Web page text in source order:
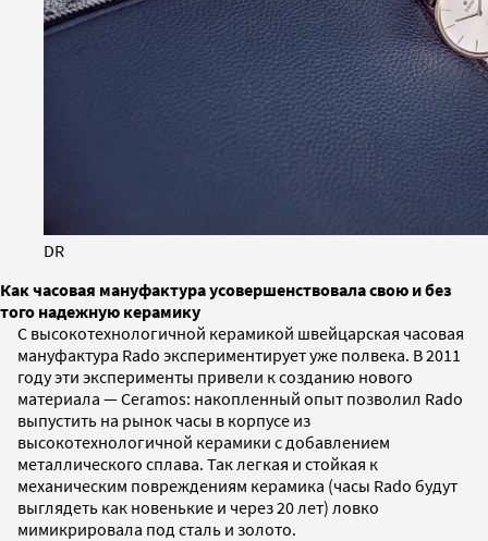
DR
Как часовая мануфактура усовершенствовала свою и без
того надежную керамику
С высокотехнологичной керамикой швейцарская часовая
мануфактура Rado экспериментирует уже полвека. В 2011
году эти эксперименты привели к созданию нового
материала — Ceramos: накопленный опыт позволил Rado
выпустить на рынок часы в корпусе из
высокотехнологичной керамики с добавлением
металлического сплава. Так легкая и стойкая к
механическим повреждениям керамика (часы Rado будут
выглядеть как новенькие и через 20 лет) ловко
мимикрировала под сталь и золото.